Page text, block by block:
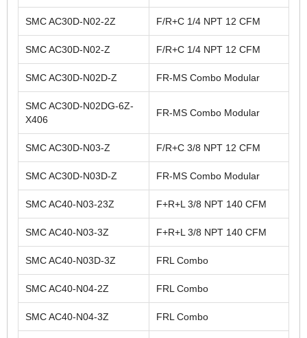
SMC AC30D-N02-2Z F/R+C 1/4 NPT 12 CFM
SMC AC30D-N02-Z F/R+C 1/4 NPT 12 CFM
SMC AC30D-N02D-Z FR-MS Combo Modular
SMC AC30D-N02DG-6Z-
X406
FR-MS Combo Modular
SMC AC30D-N03-Z F/R+C 3/8 NPT 12 CFM
SMC AC30D-N03D-Z FR-MS Combo Modular
SMC AC40-N03-23Z F+R+L 3/8 NPT 140 CFM
SMC AC40-N03-3Z F+R+L 3/8 NPT 140 CFM
SMC AC40-N03D-3Z FRL Combo
SMC AC40-N04-2Z FRL Combo
SMC AC40-N04-3Z FRL Combo